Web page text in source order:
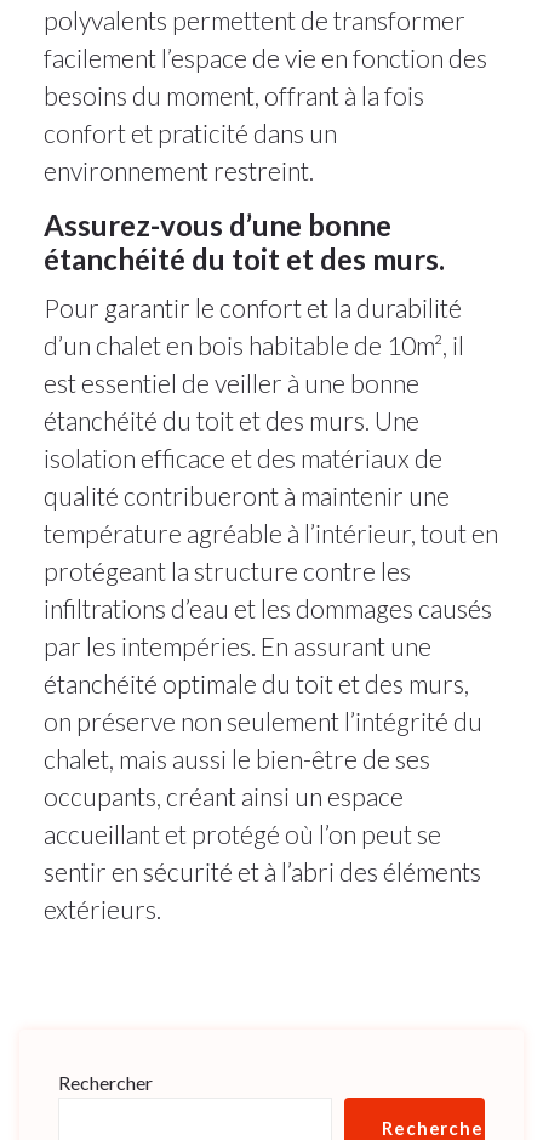
polyvalents permettent de transformer
facilement l’espace de vie en fonction des
besoins du moment, offrant à la fois
confort et praticité dans un
environnement restreint.
Assurez-vous d’une bonne
étanchéité du toit et des murs.
Pour garantir le confort et la durabilité
d’un chalet en bois habitable de 10m², il
est essentiel de veiller à une bonne
étanchéité du toit et des murs. Une
isolation efficace et des matériaux de
qualité contribueront à maintenir une
température agréable à l’intérieur, tout en
protégeant la structure contre les
infiltrations d’eau et les dommages causés
par les intempéries. En assurant une
étanchéité optimale du toit et des murs,
on préserve non seulement l’intégrité du
chalet, mais aussi le bien-être de ses
occupants, créant ainsi un espace
accueillant et protégé où l’on peut se
sentir en sécurité et à l’abri des éléments
extérieurs.
Rechercher
Rechercher